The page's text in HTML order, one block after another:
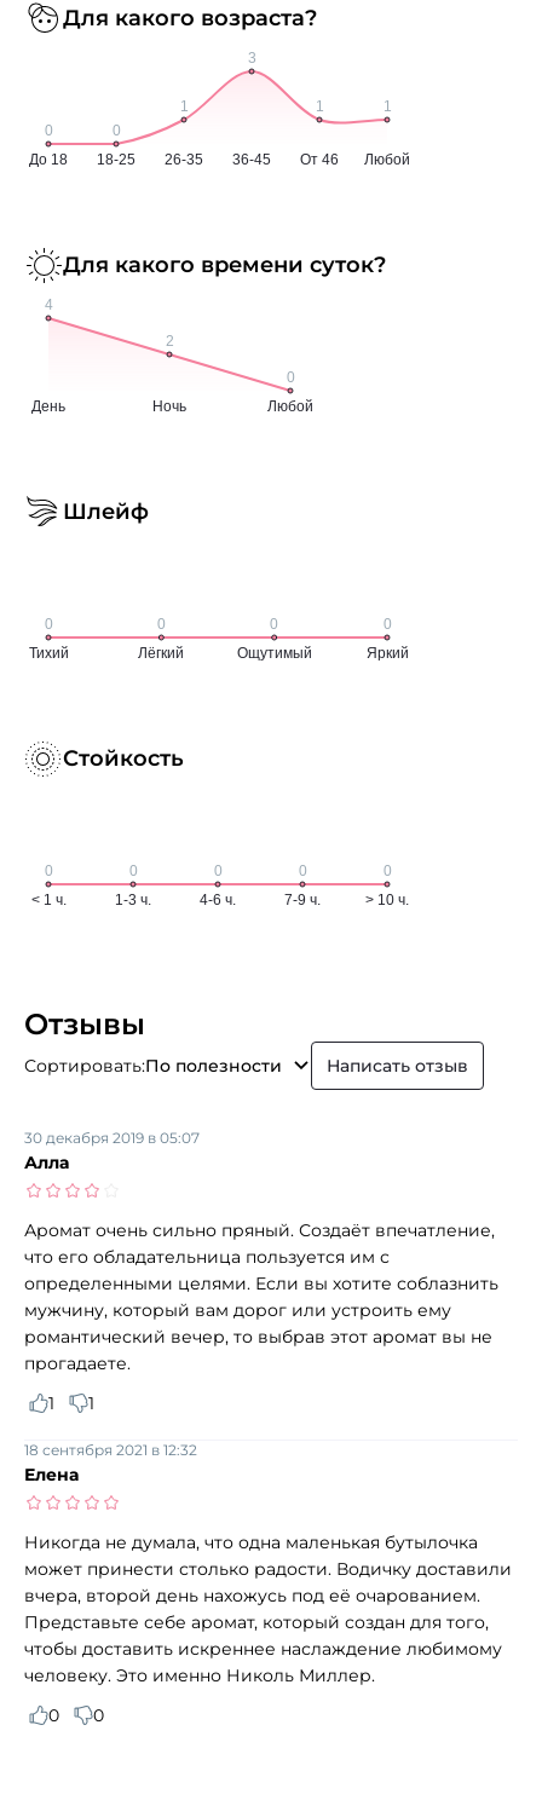
Для какого возраста?
Для какого времени суток?
Шлейф
Стойкость
Отзывы
Сортировать:По полезности Написать отзыв
Алла
30 декабря 2019 в 05:07
Аромат очень сильно пряный. Создаёт впечатление,
что его обладательница пользуется им с
определенными целями. Если вы хотите соблазнить
мужчину, который вам дорог или устроить ему
романтический вечер, то выбрав этот аромат вы не
прогадаете.
1
1
Елена
18 сентября 2021 в 12:32
Никогда не думала, что одна маленькая бутылочка
может принести столько радости. Водичку доставили
вчера, второй день нахожусь под её очарованием.
Представьте себе аромат, который создан для того,
чтобы доставить искреннее наслаждение любимому
человеку. Это именно Николь Миллер.
0
0